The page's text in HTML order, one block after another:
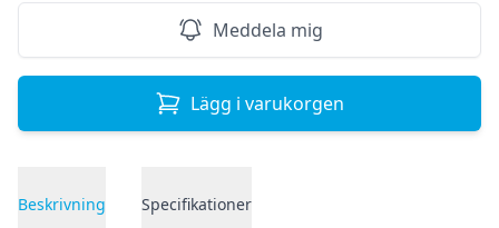
Meddela mig
Lägg i varukorgen
Beskrivning Specifikationer